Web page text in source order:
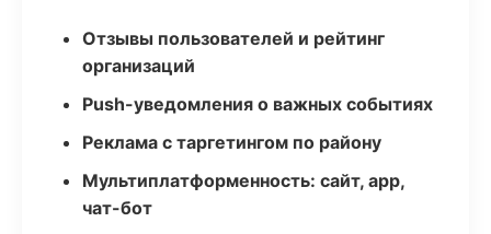
Отзывы пользователей и рейтинг
организаций
Push-уведомления о важных событиях
Реклама с таргетингом по району
Мультиплатформенность: сайт, app,
чат-бот